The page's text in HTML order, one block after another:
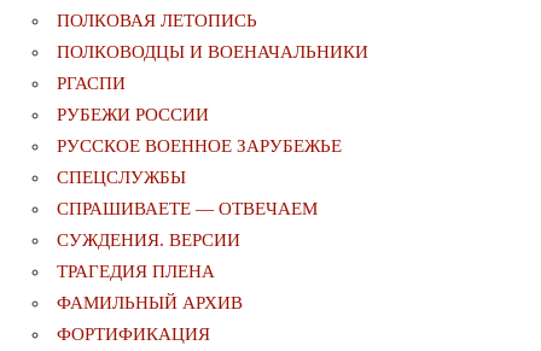
ПОЛКОВАЯ ЛЕТОПИСЬ
ПОЛКОВОДЦЫ И ВОЕНАЧАЛЬНИКИ
РГАСПИ
РУБЕЖИ РОССИИ
РУССКОЕ ВОЕННОЕ ЗАРУБЕЖЬЕ
СПЕЦСЛУЖБЫ
СПРАШИВАЕТЕ — ОТВЕЧАЕМ
СУЖДЕНИЯ. ВЕРСИИ
ТРАГЕДИЯ ПЛЕНА
ФАМИЛЬНЫЙ АРХИВ
ФОРТИФИКАЦИЯ